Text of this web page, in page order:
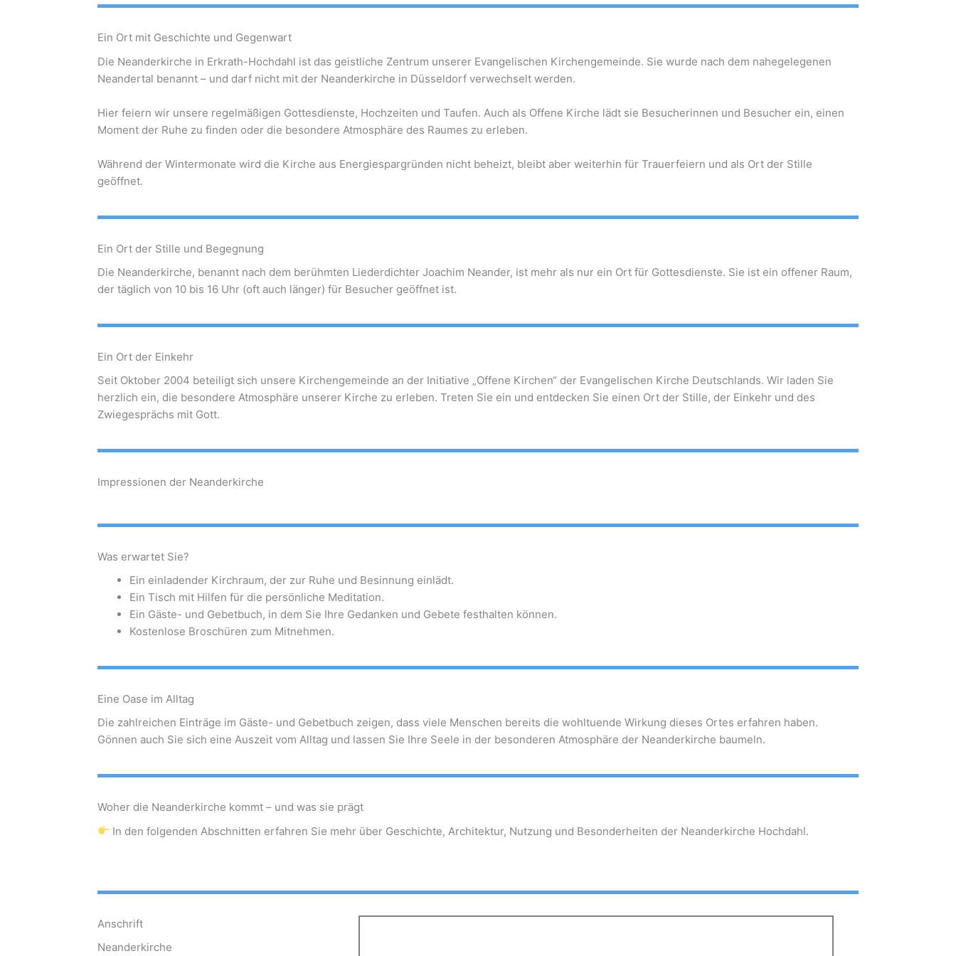
Ein Ort mit Geschichte und Gegenwart
Die Neanderkirche in Erkrath-Hochdahl ist das geistliche Zentrum unserer Evangelischen Kirchengemeinde. Sie wurde nach dem nahegelegenen
Neandertal benannt – und darf nicht mit der Neanderkirche in Düsseldorf verwechselt werden.
Hier feiern wir unsere regelmäßigen Gottesdienste, Hochzeiten und Taufen. Auch als Offene Kirche lädt sie Besucherinnen und Besucher ein, einen
Moment der Ruhe zu finden oder die besondere Atmosphäre des Raumes zu erleben.
Während der Wintermonate wird die Kirche aus Energiespargründen nicht beheizt, bleibt aber weiterhin für Trauerfeiern und als Ort der Stille
geöffnet.
Ein Ort der Stille und Begegnung
Die Neanderkirche, benannt nach dem berühmten Liederdichter Joachim Neander, ist mehr als nur ein Ort für Gottesdienste. Sie ist ein offener Raum,
der täglich von 10 bis 16 Uhr (oft auch länger) für Besucher geöffnet ist.
Ein Ort der Einkehr
Seit Oktober 2004 beteiligt sich unsere Kirchengemeinde an der Initiative „Offene Kirchen“ der Evangelischen Kirche Deutschlands. Wir laden Sie
herzlich ein, die besondere Atmosphäre unserer Kirche zu erleben. Treten Sie ein und entdecken Sie einen Ort der Stille, der Einkehr und des
Zwiegesprächs mit Gott.
Impressionen der Neanderkirche
Was erwartet Sie?
Ein einladender Kirchraum, der zur Ruhe und Besinnung einlädt.
Ein Tisch mit Hilfen für die persönliche Meditation.
Ein Gäste- und Gebetbuch, in dem Sie Ihre Gedanken und Gebete festhalten können.
Kostenlose Broschüren zum Mitnehmen.
Eine Oase im Alltag
Die zahlreichen Einträge im Gäste- und Gebetbuch zeigen, dass viele Menschen bereits die wohltuende Wirkung dieses Ortes erfahren haben.
Gönnen auch Sie sich eine Auszeit vom Alltag und lassen Sie Ihre Seele in der besonderen Atmosphäre der Neanderkirche baumeln.
Woher die Neanderkirche kommt – und was sie prägt
In den folgenden Abschnitten erfahren Sie mehr über Geschichte, Architektur, Nutzung und Besonderheiten der Neanderkirche Hochdahl.
Anschrift
Neanderkirche